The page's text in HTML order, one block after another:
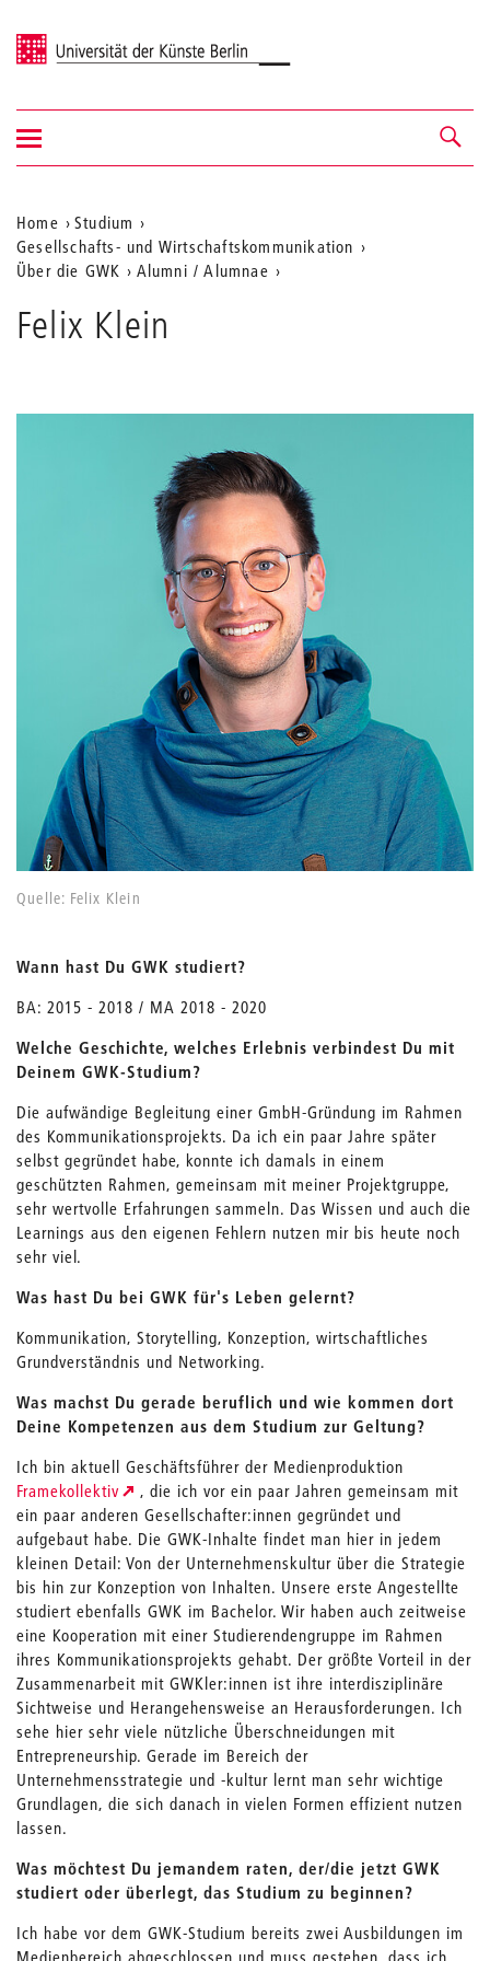
Universität der Künste Berlin
Navigation &
Suche
Navigation
ein-/ausblenden
Aktuelle
Position
der
Home
Studium
Gesellschafts- und Wirtschaftskommunikation
Über die GWK
Alumni / Alumnae
Felix Klein
Quelle: Felix Klein
Wann hast Du GWK studiert?
BA: 2015 - 2018 / MA 2018 - 2020
Welche Geschichte, welches Erlebnis verbindest Du mit
Deinem GWK-Studium?
Die aufwändige Begleitung einer GmbH-Gründung im Rahmen
des Kommunikationsprojekts. Da ich ein paar Jahre später
selbst gegründet habe, konnte ich damals in einem
geschützten Rahmen, gemeinsam mit meiner Projektgruppe,
sehr wertvolle Erfahrungen sammeln. Das Wissen und auch die
Learnings aus den eigenen Fehlern nutzen mir bis heute noch
sehr viel.
Was hast Du bei GWK für's Leben gelernt?
Kommunikation, Storytelling, Konzeption, wirtschaftliches
Grundverständnis und Networking.
Was machst Du gerade beruflich und wie kommen dort
Deine Kompetenzen aus dem Studium zur Geltung?
Ich bin aktuell Geschäftsführer der Medienproduktion
Framekollektiv
, die ich vor ein paar Jahren gemeinsam mit
ein paar anderen Gesellschafter:innen gegründet und
aufgebaut habe. Die GWK-Inhalte findet man hier in jedem
kleinen Detail: Von der Unternehmenskultur über die Strategie
bis hin zur Konzeption von Inhalten. Unsere erste Angestellte
studiert ebenfalls GWK im Bachelor. Wir haben auch zeitweise
eine Kooperation mit einer Studierendengruppe im Rahmen
ihres Kommunikationsprojekts gehabt. Der größte Vorteil in der
Zusammenarbeit mit GWKler:innen ist ihre interdisziplinäre
Sichtweise und Herangehensweise an Herausforderungen. Ich
sehe hier sehr viele nützliche Überschneidungen mit
Entrepreneurship. Gerade im Bereich der
Unternehmensstrategie und -kultur lernt man sehr wichtige
Grundlagen, die sich danach in vielen Formen effizient nutzen
lassen.
Was möchtest Du jemandem raten, der/die jetzt GWK
studiert oder überlegt, das Studium zu beginnen?
Ich habe vor dem GWK-Studium bereits zwei Ausbildungen im
Medienbereich abgeschlossen und muss gestehen, dass ich